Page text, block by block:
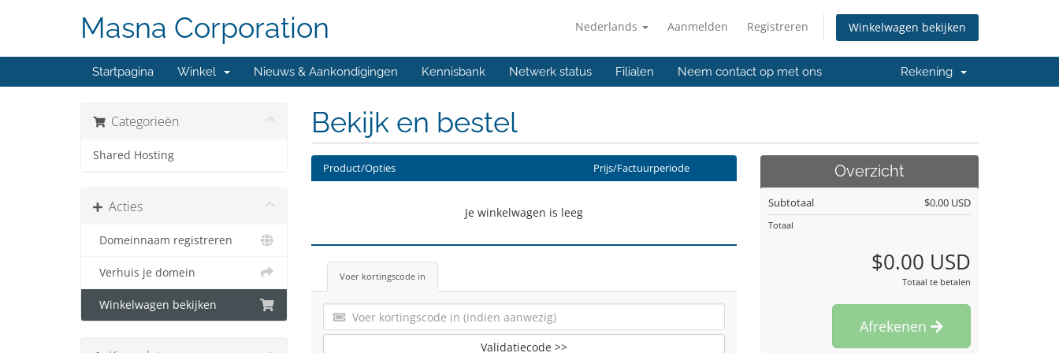
Nederlands Aanmelden Registreren Winkelwagen bekijken
Masna Corporation
Startpagina Winkel Nieuws & Aankondigingen Kennisbank Netwerk status Filialen Neem contact op met ons Rekening
Categorieën
Shared Hosting
Acties
Domeinnaam registreren
Verhuis je domein
Winkelwagen bekijken
Bekijk en bestel
Product/Opties Prijs/Factuurperiode
Je winkelwagen is leeg
Voer kortingscode in
Validatiecode >>
Overzicht
Subtotaal $0.00 USD
Totaal
$0.00 USD
Totaal te betalen
Afrekenen